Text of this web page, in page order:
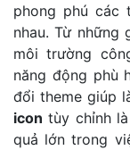
phong phú các
nhau. Từ những
môi trường
năng động phù
đổi theme giúp
icon tùy chỉnh
quả lớn trong